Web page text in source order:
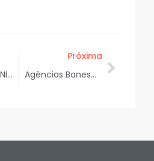
FUNDAT DISPONIBILIZA NOVAS VAGAS DE EMPREGO NESTA QUARTA EM ARACAJU; VEJA AS OPORTUNIDADES DISPONÍVEIS
Próxima
Agências Banese terão funcionamento alterado durante feriado de Corpus Christi